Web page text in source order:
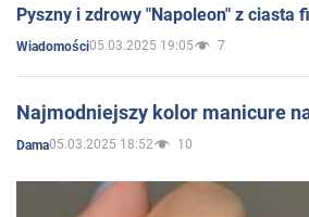
Pyszny i zdrowy "Napoleon" z
Wiadomości05.03.2025 19:05 7
Najmodniejszy kolor manicure
Dama05.03.2025 18:52 10